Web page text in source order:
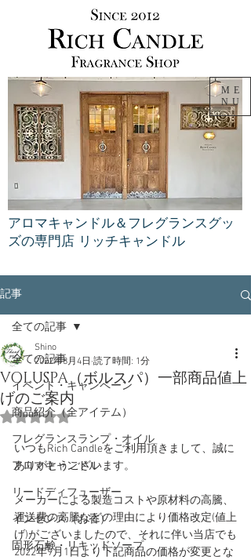
アロマキャンドル＆フレグランスグッ
ズの専門店 リッチキャンドル
ME
NU
記事
全ての記事
イベント・キャンペーン
商品紹介（全アイテム）
フレグランスランプ・オイル
アロマキャンドル
リードディフューザー
インセンス（お香）
固形石鹸・リキッドソープ
全ての記事
VOLUSPA（ボルスパ）一部商品値上
げのご案内
Shino
2022年8月4日 読了時間: 1分
5つ星のうちNaNと評価されています。
いつもRich Candleをご利用頂きまして、誠に
ありがとうございます。
メーカーによる製造コストや原材料の高騰、
運送費の高騰などの理由により価格改定(値上
げ)がございましたので、それに伴い当店でも
2022年9月1日より下記商品の価格が変更とな